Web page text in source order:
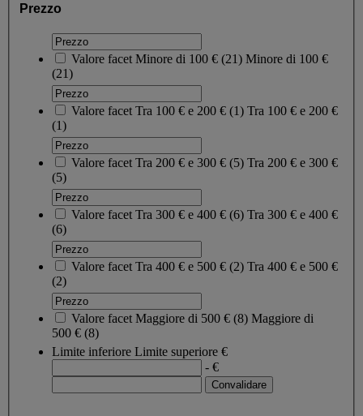
Prezzo
Valore facet Minore di 100 € (21) Minore di 100 €
(21)
Valore facet Tra 100 € e 200 € (1) Tra 100 € e 200 €
(1)
Valore facet Tra 200 € e 300 € (5) Tra 200 € e 300 €
(5)
Valore facet Tra 300 € e 400 € (6) Tra 300 € e 400 €
(6)
Valore facet Tra 400 € e 500 € (2) Tra 400 € e 500 €
(2)
Valore facet Maggiore di 500 € (8) Maggiore di
500 € (8)
Limite inferiore Limite superiore €
- €